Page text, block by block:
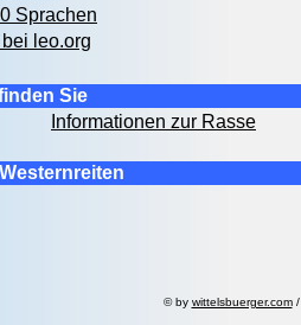
Sprachen
leo.org
Sie
Informationen zur Rasse
© by wittelsbuerger.com/